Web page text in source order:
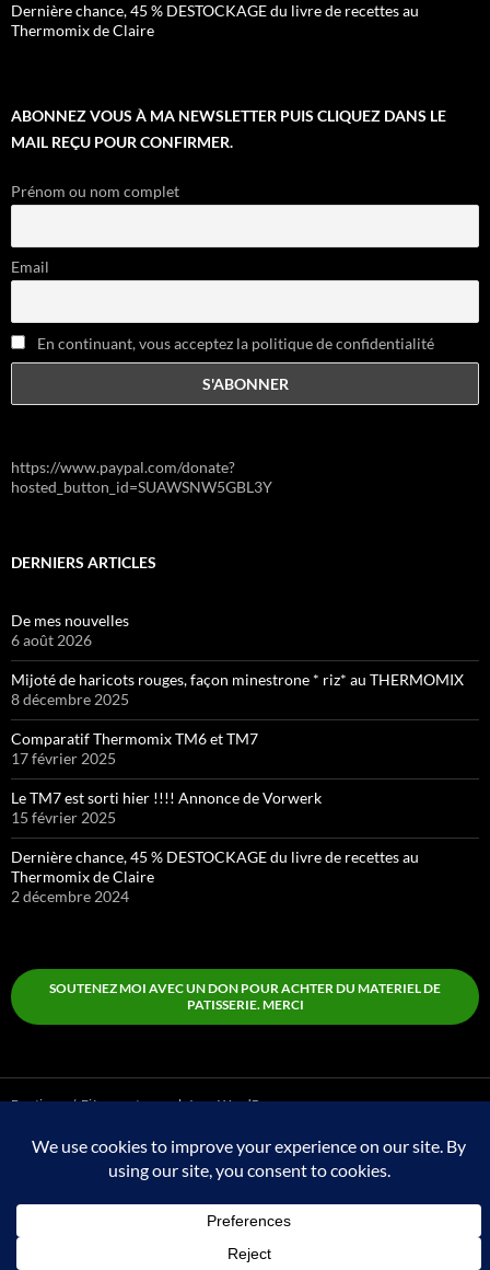
Dernière chance, 45 % DESTOCKAGE du livre de recettes au
Thermomix de Claire
ABONNEZ VOUS À MA NEWSLETTER PUIS CLIQUEZ DANS LE
MAIL REÇU POUR CONFIRMER.
Prénom ou nom complet
Email
En continuant, vous acceptez la politique de confidentialité
https://www.paypal.com/donate?
hosted_button_id=SUAWSNW5GBL3Y
DERNIERS ARTICLES
De mes nouvelles
6 août 2026
Mijoté de haricots rouges, façon minestrone * riz* au THERMOMIX
8 décembre 2025
Comparatif Thermomix TM6 et TM7
17 février 2025
Le TM7 est sorti hier !!!! Annonce de Vorwerk
15 février 2025
Dernière chance, 45 % DESTOCKAGE du livre de recettes au
Thermomix de Claire
2 décembre 2024
SOUTENEZ MOI AVEC UN DON POUR ACHTER DU MATERIEL DE
PATISSERIE. MERCI
Boutique Fièrement propulsé par WordPress